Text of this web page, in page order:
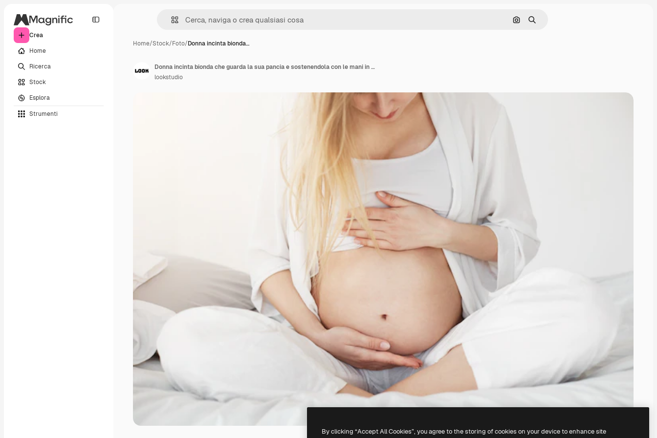
Crea
Home
Ricerca
Stock
Esplora
Strumenti
Cerca per immagine
Ricerca
Home/Stock/Foto/Donna incinta bionda…
Donna incinta bionda che guarda la sua pancia e sostenendola con le mani in attesa che arrivi il suo bambino o donna.
lookstudio
By clicking “Accept All Cookies”, you agree to the storing of cookies on your device to enhance site